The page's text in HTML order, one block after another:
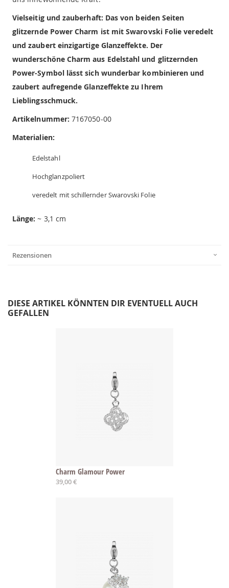
Vielseitig und zauberhaft: Das von beiden Seiten
glitzernde Power Charm ist mit Swarovski Folie veredelt
und zaubert einzigartige Glanzeffekte. Der
wunderschöne Charm aus Edelstahl und glitzernden
Power-Symbol lässt sich wunderbar kombinieren und
zaubert aufregende Glanzeffekte zu Ihrem
Lieblingsschmuck.
Artikelnummer:7167050-00
Materialien:
Edelstahl
Hochglanzpoliert
veredelt mit schillernder Swarovski Folie
Länge: ~ 3,1 cm
Rezensionen
DIESE ARTIKEL KÖNNTEN DIR EVENTUELL AUCH
GEFALLEN
Charm Glamour Power
39,00 €